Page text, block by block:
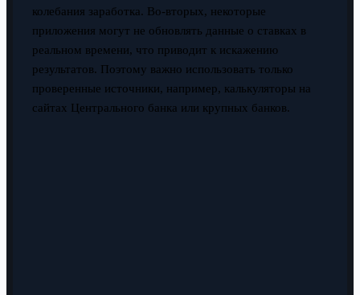
колебания заработка. Во-вторых, некоторые
приложения могут не обновлять данные о ставках в
реальном времени, что приводит к искажению
результатов. Поэтому важно использовать только
проверенные источники, например, калькуляторы на
сайтах Центрального банка или крупных банков.